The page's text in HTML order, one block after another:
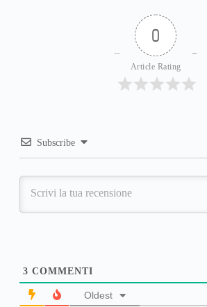
0
Article Rating
Subscribe
3 COMMENTI
Oldest